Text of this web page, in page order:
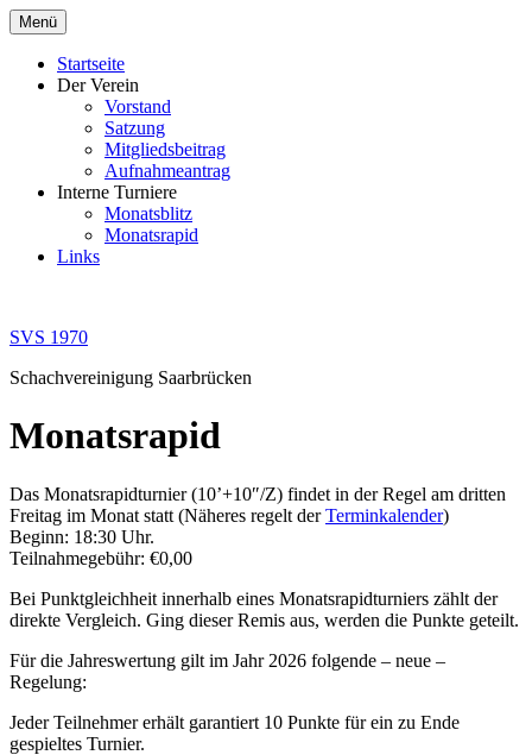
Zum
Inhalt
springen
Menü
Startseite
Der Verein
Vorstand
Satzung
Mitgliedsbeitrag
Aufnahmeantrag
Interne Turniere
Monatsblitz
Monatsrapid
Links
SVS 1970
Schachvereinigung Saarbrücken
Monatsrapid
Das Monatsrapidturnier (10’+10″/Z) findet in der Regel am dritten
Freitag im Monat statt (Näheres regelt derTerminkalender)
Beginn: 18:30 Uhr.
Teilnahmegebühr: €0,00
Bei Punktgleichheit innerhalb eines Monatsrapidturniers zählt der
direkte Vergleich. Ging dieser Remis aus, werden die Punkte geteilt.
Für die Jahreswertung gilt im Jahr 2026 folgende – neue –
Regelung:
Jeder Teilnehmer erhält garantiert 10 Punkte für ein zu Ende
gespieltes Turnier.